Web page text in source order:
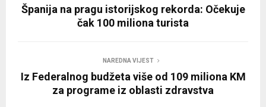
Španija na pragu istorijskog rekorda: Očekuje
čak 100 miliona turista
NAREDNA VIJEST
Iz Federalnog budžeta više od 109 miliona KM
za programe iz oblasti zdravstva